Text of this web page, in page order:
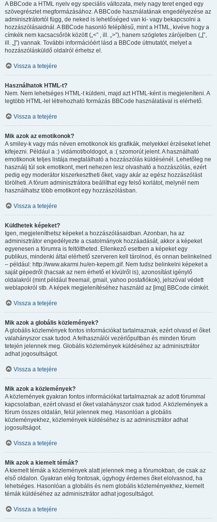
A BBCode a HTML nyelv egy speciális változata, mely nagy teret enged egy
szövegrészlet megformázásához. A BBCode használatának engedélyezése az
adminisztrátortól függ, de neked is lehetőséged van ki- vagy bekapcsolni a
hozzászólásaidnál. A BBCode hasonló felépítésű, mint a HTML, kivéve hogy a
címkék nem kacsacsőrök között („<” , ill. „>”), hanem szögletes zárójelben („[”,
ill. „]”) vannak. További információért lásd a BBCode útmutatót, melyet a
hozzászólásküldő oldalról érhetsz el.
Vissza a tetejére
Használhatok HTML-t?
Nem. Nem lehetséges HTML-t küldeni, majd azt HTML-ként is megjeleníteni. A
legtöbb HTML-lel létrehozható formázás BBCode használatával is elérhető.
Vissza a tetejére
Mik azok az emotikonok?
A smiley-k vagy más néven emotikonok kis grafikák, melyekkel érzéseket lehet
kifejezni. Például a :) vidámot/boldogot, a :( szomorút jelent. A használható
emotikonok teljes listája megtalálható a hozzászólás küldésénél. Lehetőleg ne
használj túl sok emotikont, mert nehezen lesz olvasható a hozzászólás, ezért
pedig egy moderátor kiszerkesztheti őket, vagy akár az egész hozzászólást
törölheti. A fórum adminisztrátora beállíthat egy felső korlátot, melynél nem
használhatsz több emotikont egy hozzászólásban.
Vissza a tetejére
Küldhetek képeket?
Igen, megjeleníthetsz képeket a hozzászólásaidban. Azonban, ha az
adminisztrátor engedélyezte a csatolmányok hozzáadását, akkor a képeket
egyenesen a fórumra is feltöltheted. Ellenkező esetben a képeket egy
publikus, mindenki által elérhető szerveren kell tárolnod, és onnan belinkelned
– például: http://www.akarmi.hu/en-kepem.gif. Nem tudsz belinkelni képeket a
saját gépedről (hacsak az nem érhető el kívülről is), azonosítást igénylő
oldalakról (mint például freemail, gmail, yahoo postafiókok), jelszóval védett
weblapokról stb. A képek megjelenítéséhez használd az [img] BBCode címkét.
Vissza a tetejére
Mik azok a globális közlemények?
A globális közlemények fontos információkat tartalmaznak, ezért olvasd el őket
valahányszor csak tudod. A felhasználói vezérlőpultban és minden fórum
tetején jelennek meg. Globális közlemények küldéséhez az adminisztrátor
adhat jogosultságot.
Vissza a tetejére
Mik azok a közlemények?
A közlemények gyakran fontos információkat tartalmaznak az adott fórummal
kapcsolatban, ezért olvasd el őket valahányszor csak tudod. A közlemények a
fórum összes oldalán, felül jelennek meg. Hasonlóan a globális
közleményekhez, közlemények küldéséhez is az adminisztrátor adhat
jogosultságot.
Vissza a tetejére
Mik azok a kiemelt témák?
A kiemelt témák a közlemények alatt jelennek meg a fórumokban, de csak az
első oldalon. Gyakran elég fontosak, úgyhogy érdemes őket elolvasnod, ha
lehetséges. Hasonlóan a globális és nem globális közleményekhez, kiemelt
témák küldéséhez az adminisztrátor adhat jogosultságot.
Vissza a tetejére